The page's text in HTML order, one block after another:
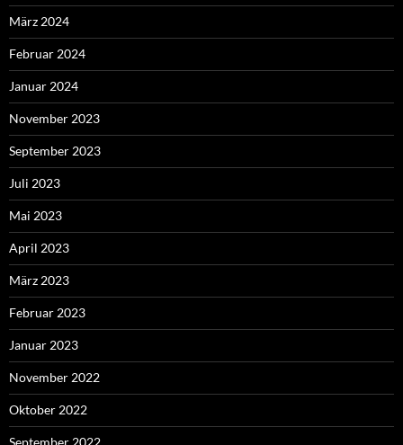
März 2024
Februar 2024
Januar 2024
November 2023
September 2023
Juli 2023
Mai 2023
April 2023
März 2023
Februar 2023
Januar 2023
November 2022
Oktober 2022
September 2022